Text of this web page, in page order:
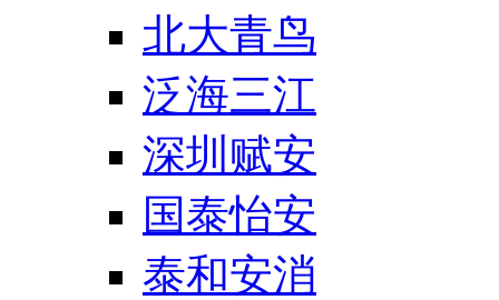
北大青鸟
泛海三江
深圳赋安
国泰怡安
泰和安消